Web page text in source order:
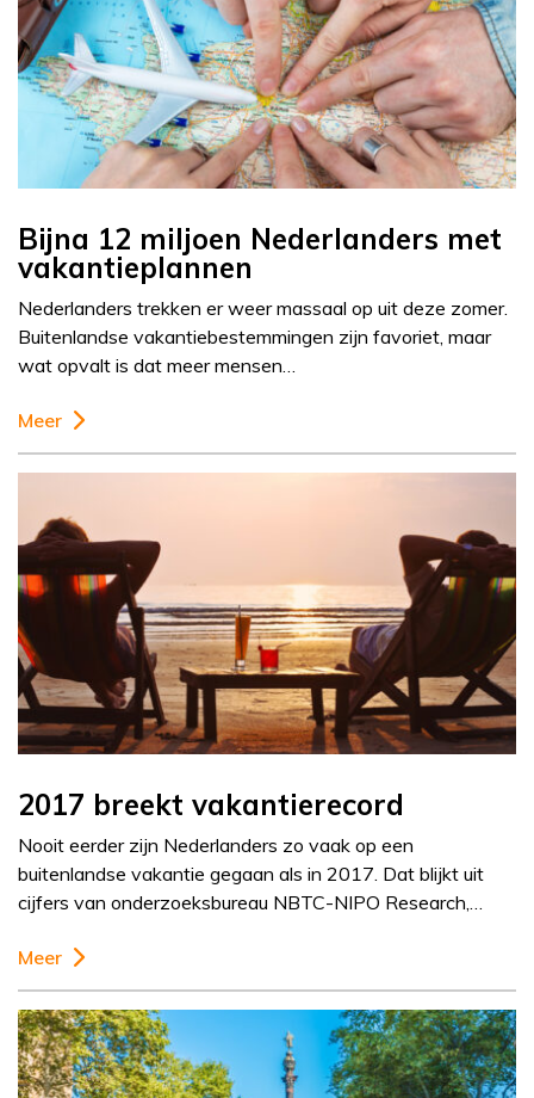
Bijna 12 miljoen Nederlanders met
vakantieplannen
Nederlanders trekken er weer massaal op uit deze zomer.
Buitenlandse vakantiebestemmingen zijn favoriet, maar
wat opvalt is dat meer mensen…
Meer
2017 breekt vakantierecord
Nooit eerder zijn Nederlanders zo vaak op een
buitenlandse vakantie gegaan als in 2017. Dat blijkt uit
cijfers van onderzoeksbureau NBTC-NIPO Research,…
Meer